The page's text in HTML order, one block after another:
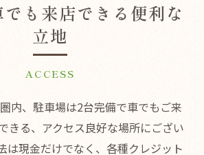
も来店できる便利な
立地
ACCESS
内、駐車場は2台完備で車でもご来
きる、アクセス良好な場所にござい
は現金だけでなく、各種クレジット